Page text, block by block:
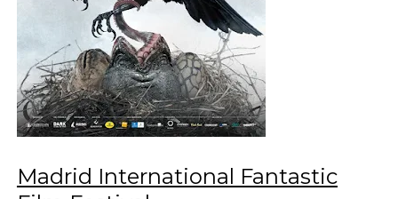
Madrid International Fantastic